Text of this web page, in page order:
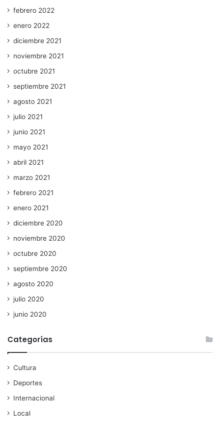
febrero 2022
enero 2022
diciembre 2021
noviembre 2021
octubre 2021
septiembre 2021
agosto 2021
julio 2021
junio 2021
mayo 2021
abril 2021
marzo 2021
febrero 2021
enero 2021
diciembre 2020
noviembre 2020
octubre 2020
septiembre 2020
agosto 2020
julio 2020
junio 2020
Categorías
Cultura
Deportes
Internacional
Local